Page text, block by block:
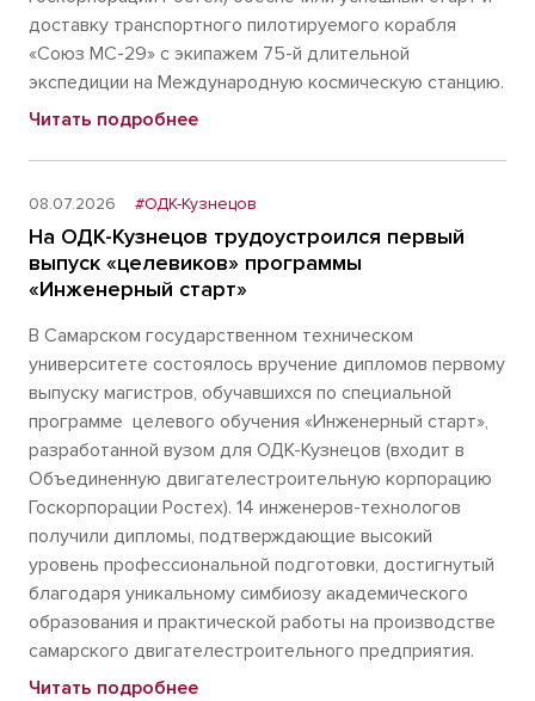
доставку транспортного пилотируемого корабля
«Союз МС-29» с экипажем 75-й длительной
экспедиции на Международную космическую станцию.
Читать подробнее
08.07.2026 #ОДК-Кузнецов
На ОДК-Кузнецов трудоустроился первый
выпуск «целевиков» программы
«Инженерный старт»
В Самарском государственном техническом
университете состоялось вручение дипломов первому
выпуску магистров, обучавшихся по специальной
программе целевого обучения «Инженерный старт»,
разработанной вузом для ОДК-Кузнецов (входит в
Объединенную двигателестроительную корпорацию
Госкорпорации Ростех). 14 инженеров-технологов
получили дипломы, подтверждающие высокий
уровень профессиональной подготовки, достигнутый
благодаря уникальному симбиозу академического
образования и практической работы на производстве
самарского двигателестроительного предприятия.
Читать подробнее